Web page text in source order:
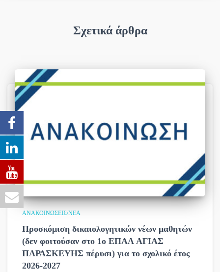
Σχετικά άρθρα
ΑΝΑΚΟΙΝΏΣΕΙΣ/ΝΈΑ
Προσκόμιση δικαιολογητικών νέων μαθητών
(δεν φοιτούσαν στο 1ο ΕΠΑΛ ΑΓΙΑΣ
ΠΑΡΑΣΚΕΥΗΣ πέρυσι) για το σχολικό έτος
2026-2027